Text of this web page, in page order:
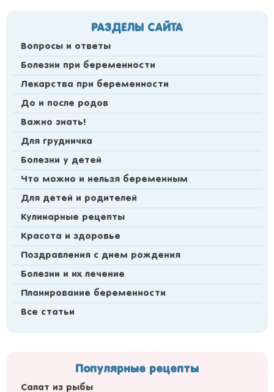
РАЗДЕЛЫ САЙТА
Вопросы и ответы
Болезни при беременности
Лекарства при беременности
До и после родов
Важно знать!
Для грудничка
Болезни у детей
Что можно и нельзя беременным
Для детей и родителей
Кулинарные рецепты
Красота и здоровье
Поздравления с днем рождения
Болезни и их лечение
Планирование беременности
Все статьи
Популярные рецепты
Салат из рыбы